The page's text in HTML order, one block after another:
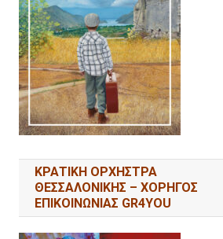
ΚΡΑΤΙΚΗ ΟΡΧΗΣΤΡΑ
ΘΕΣΣΑΛΟΝΙΚΗΣ – ΧΟΡΗΓΟΣ
ΕΠΙΚΟΙΝΩΝΙΑΣ GR4YOU